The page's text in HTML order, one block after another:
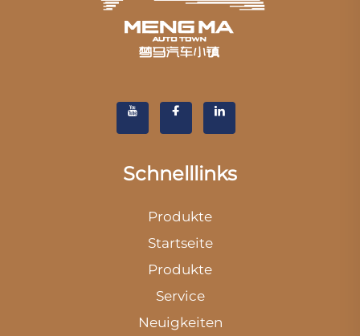
Schnelllinks
Produkte
Startseite
Produkte
Service
Neuigkeiten